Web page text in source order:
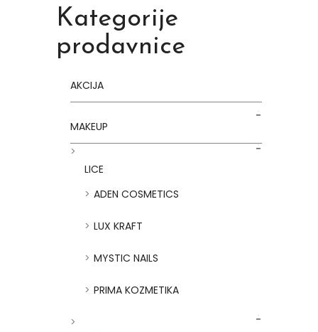
Kategorije
prodavnice
AKCIJA
MAKEUP
LICE
ADEN COSMETICS
LUX KRAFT
MYSTIC NAILS
PRIMA KOZMETIKA